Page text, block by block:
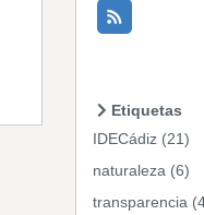
Etiquetas
IDECádiz (21)
naturaleza (6)
transparencia